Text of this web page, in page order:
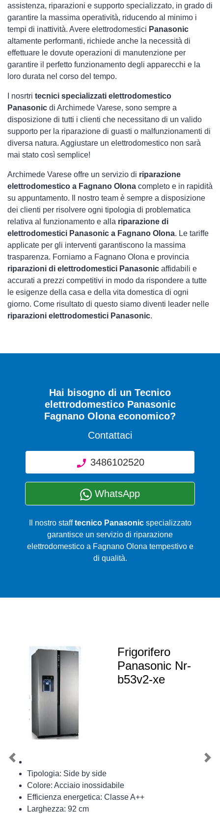
assistenza, riparazioni e supporto specializzato, in grado di
garantire la massima operatività, riducendo al minimo i
tempi di inattività. Avere elettrodomestici Panasonic
altamente performanti, richiede anche la necessità di
effettuare le dovute operazioni di manutenzione per
garantire il perfetto funzionamento degli apparecchi e la
loro durata nel corso del tempo.
I nosrtri tecnici specializzati elettrodomestico
Panasonic di Archimede Varese, sono sempre a
disposizione di tutti i clienti che necessitano di un valido
supporto per la riparazione di guasti o malfunzionamenti di
diversa natura. Aggiustare un elettrodomestico non sarà
mai stato così semplice!
Archimede Varese offre un servizio di riparazione
elettrodomestico a Fagnano Olona completo e in rapidità
su appuntamento. Il nostro team è sempre a disposizione
dei clienti per risolvere ogni tipologia di problematica
relativa al funzionamento e alla riparazione di
elettrodomestici Panasonic a Fagnano Olona. Le tariffe
applicate per gli interventi garantiscono la massima
trasparenza. Forniamo a Fagnano Olona e provincia
riparazioni di elettrodomestici Panasonic affidabili e
accurati a prezzi competitivi in modo da rispondere a tutte
le esigenze della casa e della vita domestica di ogni
giorno. Come risultato di questo siamo diventi leader nelle
riparazioni elettrodomestici Panasonic.
Hai bisogno di un Tecnico
elettrodomestico Panasonic
Fagnano Olona economico?
Contattaci
3486102520
WhatsApp
Il nostro stafftecnico Panasonicspecializzato
garantisce un servizio di riparazione
elettrodomestico a Fagnano Olona tempestivo e
di qualità.
Frigorifero
Panasonic Nr-
b53v2-xe
Tipologia: Side by side
Colore: Acciaio inossidabile
Efficienza energetica: Classe A++
Larghezza: 92 cm
Previous